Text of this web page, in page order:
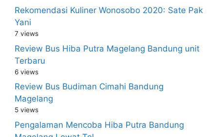
Rekomendasi Kuliner Wonosobo 2020: Sate Pak
Yani
7 views
Review Bus Hiba Putra Magelang Bandung unit
Terbaru
6 views
Review Bus Budiman Cimahi Bandung
Magelang
5 views
Pengalaman Mencoba Hiba Putra Bandung